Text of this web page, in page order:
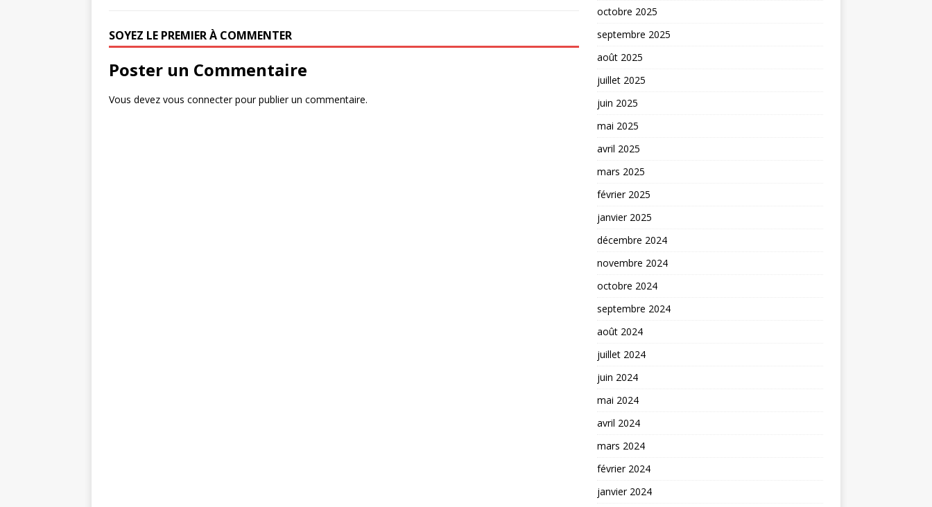
b
o
o
k
r e
r
SOYEZ LE PREMIER À COMMENTER
Poster un Commentaire
Vous devez vous connecterpour publier un commentaire.
octobre 2025
septembre 2025
août 2025
juillet 2025
juin 2025
mai 2025
avril 2025
mars 2025
février 2025
janvier 2025
décembre 2024
novembre 2024
octobre 2024
septembre 2024
août 2024
juillet 2024
juin 2024
mai 2024
avril 2024
mars 2024
février 2024
janvier 2024